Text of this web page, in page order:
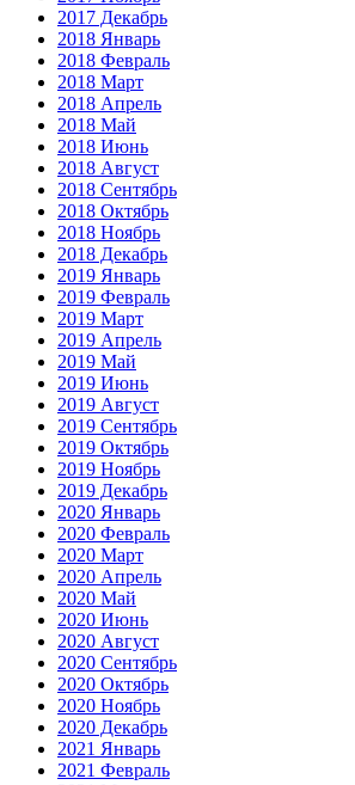
2017 Декабрь
2018 Январь
2018 Февраль
2018 Март
2018 Апрель
2018 Май
2018 Июнь
2018 Август
2018 Сентябрь
2018 Октябрь
2018 Ноябрь
2018 Декабрь
2019 Январь
2019 Февраль
2019 Март
2019 Апрель
2019 Май
2019 Июнь
2019 Август
2019 Сентябрь
2019 Октябрь
2019 Ноябрь
2019 Декабрь
2020 Январь
2020 Февраль
2020 Март
2020 Апрель
2020 Май
2020 Июнь
2020 Август
2020 Сентябрь
2020 Октябрь
2020 Ноябрь
2020 Декабрь
2021 Январь
2021 Февраль